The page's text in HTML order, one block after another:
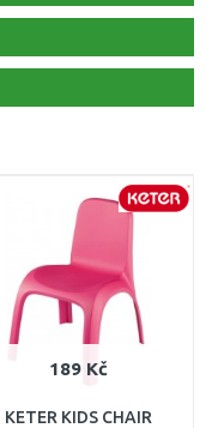
189 Kč
KETER KIDS CHAIR